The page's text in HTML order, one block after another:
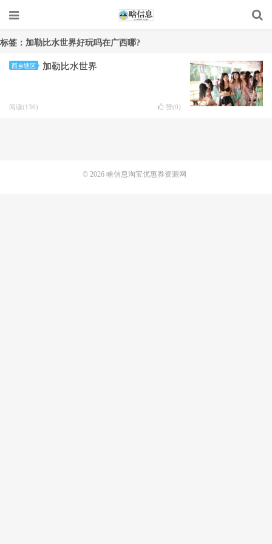
标签：加勒比水世界好玩吗在广西哪?
西乡塘区 加勒比水世界
阅读(136) 赞(0)
© 2026 啥信息淘宝优惠券资源网